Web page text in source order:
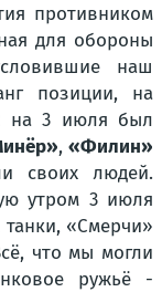
противником
для обороны
наш
позиции, на
на 3 июля был
, «Филин»
своих людей.
утром 3 июля
«Смерчи»
что мы могли
ружьё -